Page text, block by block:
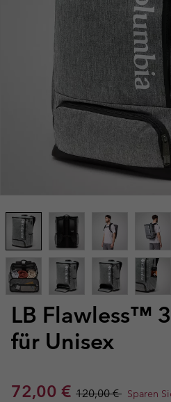
LB Flawless™
für Unisex
Sale price:
72,00 € Regular price:
120,00 € Sparen